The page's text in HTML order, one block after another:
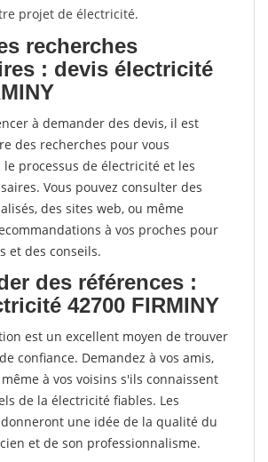
projet de électricité.
recherches
: devis électricité
à demander des devis, il est
des recherches pour vous
processus de électricité et les
Vous pouvez consulter des
des sites web, ou même
à vos proches pour
et des conseils.
des références :
42700 FIRMINY
est un excellent moyen de trouver
confiance. Demandez à vos amis,
à vos voisins s'ils connaissent
de la électricité fiables. Les
une idée de la qualité du
et de son professionnalisme.